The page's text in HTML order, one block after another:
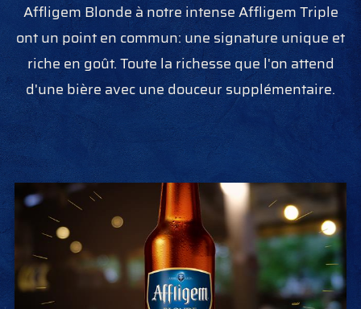
Affligem Blonde à notre intense Affligem Triple
ont un point en commun: une signature unique et
riche en goût. Toute la richesse que l'on attend
d'une bière avec une douceur supplémentaire.